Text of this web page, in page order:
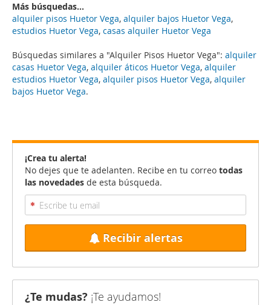
Búsquedas similares a "Alquiler Pisos Huetor Vega": alquiler
casas Huetor Vega, alquiler áticos Huetor Vega, alquiler
estudios Huetor Vega, alquiler pisos Huetor Vega, alquiler
bajos Huetor Vega.
Más búsquedas...
alquiler pisos Huetor Vega, alquiler bajos Huetor Vega,
estudios Huetor Vega, casas alquiler Huetor Vega
¡Crea tu alerta!
No dejes que te adelanten. Recibe en tu correo todas
las novedades de esta búsqueda.
Recibir alertas
¿Te mudas? ¡Te ayudamos!